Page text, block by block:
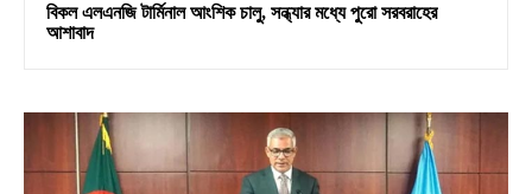
বিকল এলএনজি টার্মিনাল আংশিক চালু, সন্ধ্যার মধ্যে পুরো সরবরাহের
আশাবাদ